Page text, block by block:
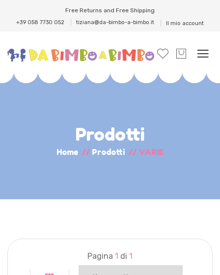
Free Returns and Free Shipping
+39 058 7730 052 tiziana@da-bimbo-a-bimbo.it Il mio account
Prodotti
Home // Prodotti // VARIE
Pagina 1 di 1